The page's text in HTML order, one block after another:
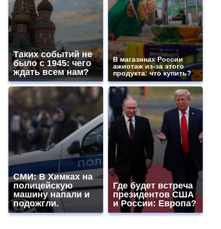
Таких событий не
было с 1945: чего
ждать всем нам?
В магазинах России
ажиотаж из-за этого
продукта: что купить?
СМИ: В Химках на
полицейскую
машину напали и
подожгли.
Где будет встреча
президентов США
и России: Европа?